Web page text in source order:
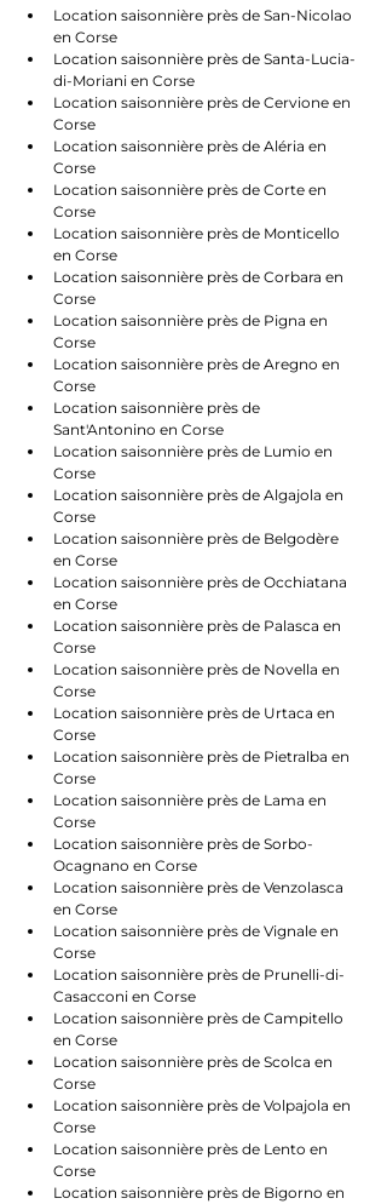
Location saisonnière près de San-Nicolao
en Corse
Location saisonnière près de Santa-Lucia-
di-Moriani en Corse
Location saisonnière près de Cervione en
Corse
Location saisonnière près de Aléria en
Corse
Location saisonnière près de Corte en
Corse
Location saisonnière près de Monticello
en Corse
Location saisonnière près de Corbara en
Corse
Location saisonnière près de Pigna en
Corse
Location saisonnière près de Aregno en
Corse
Location saisonnière près de
Sant'Antonino en Corse
Location saisonnière près de Lumio en
Corse
Location saisonnière près de Algajola en
Corse
Location saisonnière près de Belgodère
en Corse
Location saisonnière près de Occhiatana
en Corse
Location saisonnière près de Palasca en
Corse
Location saisonnière près de Novella en
Corse
Location saisonnière près de Urtaca en
Corse
Location saisonnière près de Pietralba en
Corse
Location saisonnière près de Lama en
Corse
Location saisonnière près de Sorbo-
Ocagnano en Corse
Location saisonnière près de Venzolasca
en Corse
Location saisonnière près de Vignale en
Corse
Location saisonnière près de Prunelli-di-
Casacconi en Corse
Location saisonnière près de Campitello
en Corse
Location saisonnière près de Scolca en
Corse
Location saisonnière près de Volpajola en
Corse
Location saisonnière près de Lento en
Corse
Location saisonnière près de Bigorno en